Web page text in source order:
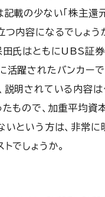
載の少ない「株主還
内容になるでしょう
田氏はともにUBS証
躍されたバンカーで
説明されている内容
もので、加重平均
という方は、非常に
でしょうか。